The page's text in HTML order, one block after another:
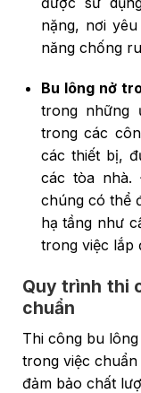
nặng, nơi
năng chống
Bu lông nở
trong những
trong các
các thiết bị,
các tòa
chúng có thể
hạ tầng như
trong việc lắp
Quy trình thi
chuẩn
Thi công bu
trong việc
đảm bảo chất